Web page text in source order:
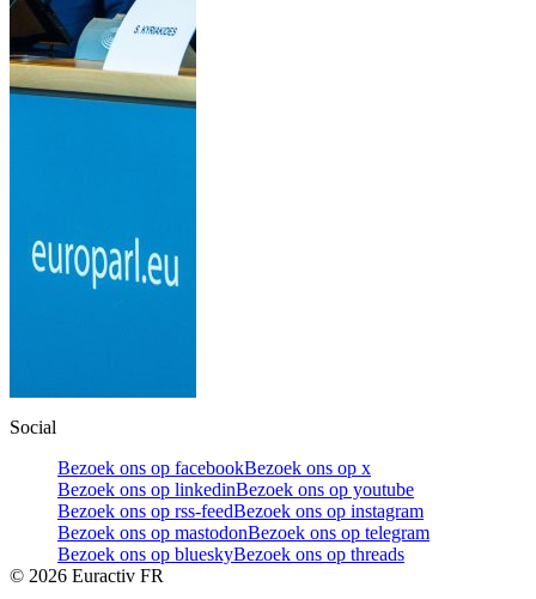
Social
Bezoek ons op facebookBezoek ons op x
Bezoek ons op linkedinBezoek ons op youtube
Bezoek ons op rss-feedBezoek ons op instagram
Bezoek ons op mastodonBezoek ons op telegram
Bezoek ons op blueskyBezoek ons op threads
© 2026 Euractiv FR